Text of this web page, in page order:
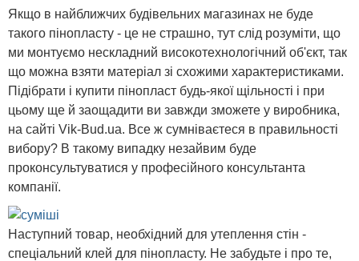
Якщо в найближчих будівельних магазинах не буде
такого пінопласту - це не страшно, тут слід розуміти, що
ми монтуємо нескладний високотехнологічний об'єкт, так
що можна взяти матеріал зі схожими характеристиками.
Підібрати і купити пінопласт будь-якої щільності і при
цьому ще й заощадити ви завжди зможете у виробника,
на сайті Vik-Bud.ua. Все ж сумніваєтеся в правильності
вибору? В такому випадку незайвим буде
проконсультуватися у професійного консультанта
компанії.
Наступний товар, необхідний для утеплення стін -
спеціальний клей для пінопласту. Не забудьте і про те,